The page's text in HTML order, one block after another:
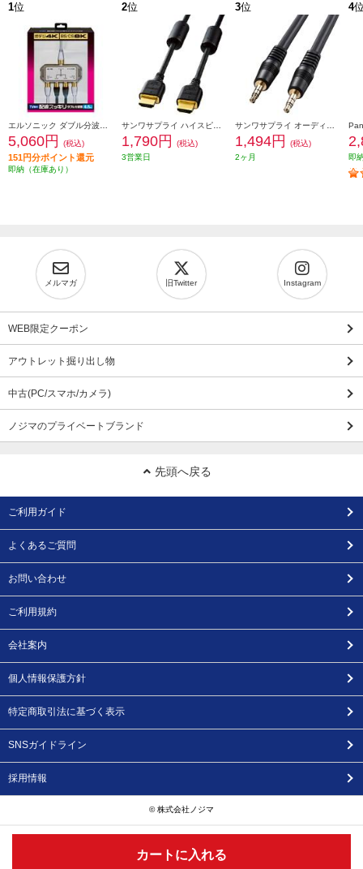
カートに入れる
1位
5,060円 (税込)
151円分ポイント還元
即納（在庫あり）
2位
1,790円
(税込)
3営業日
3位
1,494円
(税込)
2ヶ月
4
即
メルマガ 旧Twitter Instagram
WEB限定クーポン
アウトレット掘り出し物
中古(PC/スマホ/カメラ)
ノジマのプライベートブランド
先頭へ戻る
ご利用ガイド
よくあるご質問
お問い合わせ
ご利用規約
会社案内
個人情報保護方針
特定商取引法に基づく表示
SNSガイドライン
採用情報
© 株式会社ノジマ